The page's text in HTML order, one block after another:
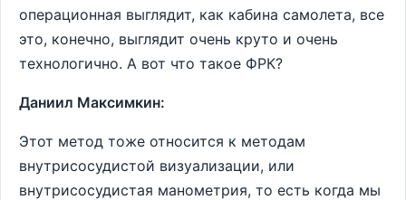
операционная выглядит, как кабина самолета, все
это, конечно, выглядит очень круто и очень
технологично. А вот что такое ФРК?
Даниил Максимкин:
Этот метод тоже относится к методам
внутрисосудистой визуализации, или
внутрисосудистая манометрия, то есть когда мы